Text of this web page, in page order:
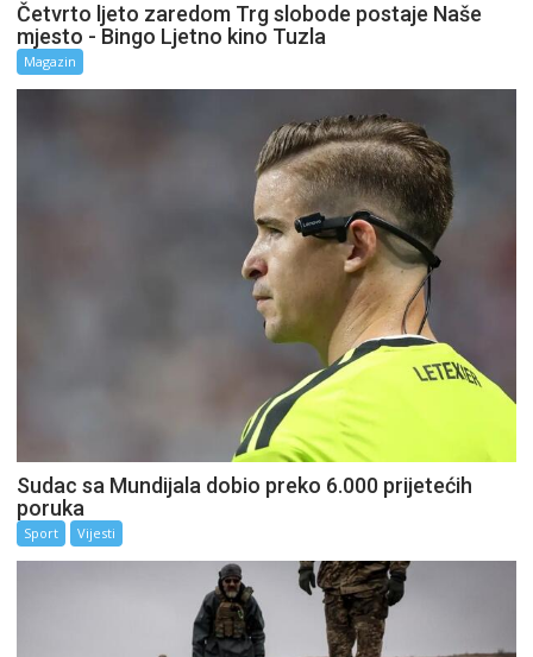
Četvrto ljeto zaredom Trg slobode postaje Naše
mjesto - Bingo Ljetno kino Tuzla
Magazin
Sudac sa Mundijala dobio preko 6.000 prijetećih
poruka
Sport Vijesti